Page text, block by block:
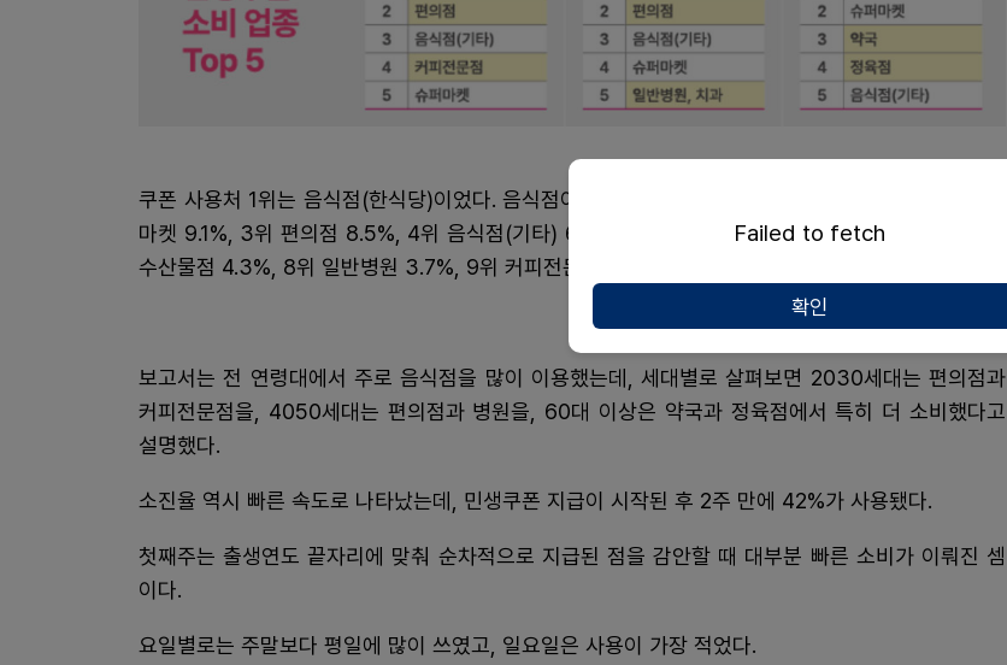
쿠폰 사용처 1위는 음식점(한식당)이었다. 음식점이 19.4%로 가장 높은 비중을 차지했으며 2위 슈퍼
마켓 9.1%, 3위 편의점 8.5%, 4위 음식점(기타) 6.1%, 5위 정육점 4.7%, 6위 약국 4.6%, 7위 농축
수산물점 4.3%, 8위 일반병원 3.7%, 9위 커피전문점 2.5%, 10위 미용실 2.4% 등 순이었다.
보고서는 전 연령대에서 주로 음식점을 많이 이용했는데, 세대별로 살펴보면 2030세대는 편의점과
커피전문점을, 4050세대는 편의점과 병원을, 60대 이상은 약국과 정육점에서 특히 더 소비했다고
설명했다.
소진율 역시 빠른 속도로 나타났는데, 민생쿠폰 지급이 시작된 후 2주 만에 42%가 사용됐다.
첫째주는 출생연도 끝자리에 맞춰 순차적으로 지급된 점을 감안할 때 대부분 빠른 소비가 이뤄진 셈
이다.
요일별로는 주말보다 평일에 많이 쓰였고, 일요일은 사용이 가장 적었다.
Failed to fetch
확인